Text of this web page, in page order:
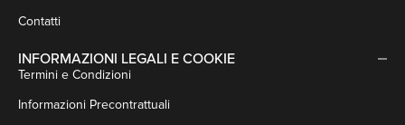
Contatti
INFORMAZIONI LEGALI E COOKIE
Termini e Condizioni
Informazioni Precontrattuali